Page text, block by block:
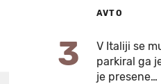
AVTO
3
V Italiji se
parkiral ga
je presene…